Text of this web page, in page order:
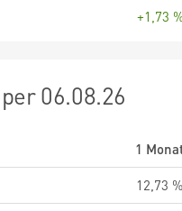
+1,73
06.08.26
1
12,73